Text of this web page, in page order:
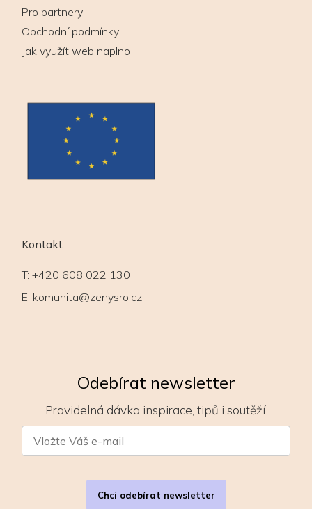
Pro partnery
Obchodní podmínky
Jak využít web naplno
Kontakt
T: +420 608 022 130
E: komunita@zenysro.cz
Odebírat newsletter
Pravidelná dávka inspirace, tipů i soutěží.
Chci odebírat newsletter